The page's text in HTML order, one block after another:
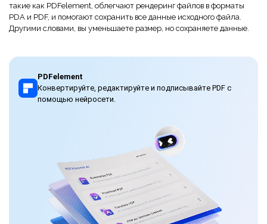
такие как PDFelement, облегчают рендеринг файлов в форматы
PDA и PDF, и помогают сохранить все данные исходного файла.
Другими словами, вы уменьшаете размер, но сохраняете данные.
PDFelement
Конвертируйте, редактируйте и подписывайте PDF с
помощью нейросети.